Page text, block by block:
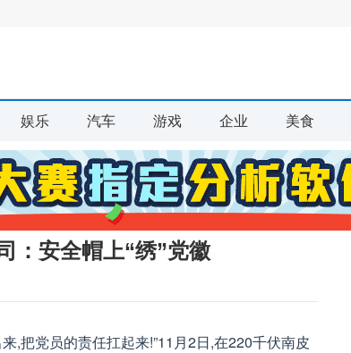
娱乐 汽车 游戏 企业 美食
：安全帽上“绣”党徽
,把党员的责任扛起来!”11月2日,在220千伏南皮